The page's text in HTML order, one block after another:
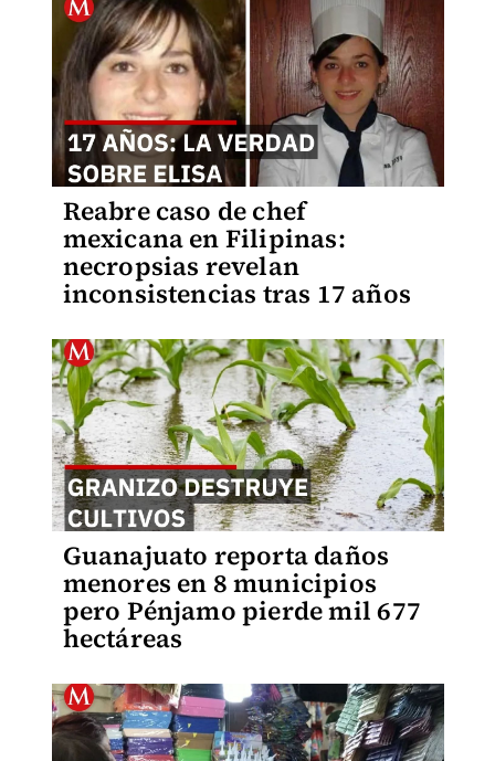
Reabre caso de chef
mexicana en Filipinas:
necropsias revelan
inconsistencias tras 17 años
Guanajuato reporta daños
menores en 8 municipios
pero Pénjamo pierde mil 677
hectáreas